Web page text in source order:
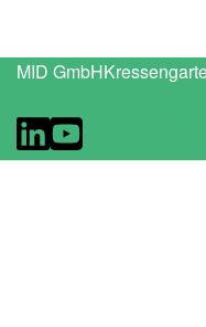
MID GmbH